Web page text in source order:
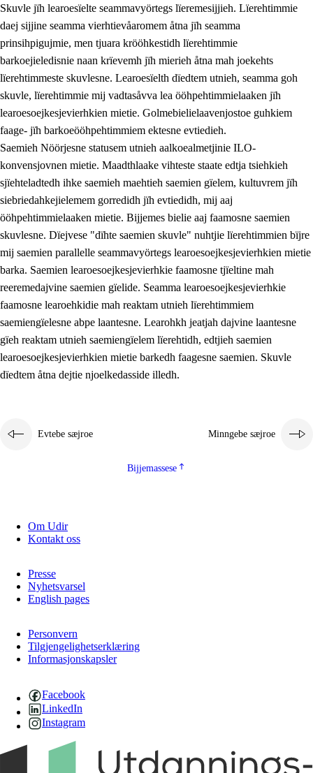
Skuvle jïh learoesïelte seammavyörtegs lïeremesijjieh. Lïerehtimmie
daej sijjine seamma vierhtievåaromem åtna jïh seamma
prinsihpigujmie, men tjuara krööhkestidh lïerehtimmie
barkoejieledisnie naan krïevemh jïh mierieh åtna mah joekehts
lïerehtimmeste skuvlesne. Learoesïelth dïedtem utnieh, seamma goh
skuvle, lïerehtimmie mij vadtasåvva lea ööhpehtimmielaaken jïh
learoesoejkesjevierhkien mietie. Golmebielielaavenjostoe guhkiem
faage- jïh barkoeööhpehtimmiem ektesne evtiedieh.
Saemieh Nöörjesne statusem utnieh aalkoealmetjinie ILO-
konvensjovnen mietie. Maadthlaake vihteste staate edtja tsiehkieh
sjïehteladtedh ihke saemieh maehtieh saemien gïelem, kultuvrem jïh
siebriedahkejielemem gorredidh jïh evtiedidh, mij aaj
ööhpehtimmielaaken mietie. Bijjemes bielie aaj faamosne saemien
skuvlesne. Dïejvese "dïhte saemien skuvle" nuhtjie lïerehtimmien bïjre
mij saemien parallelle seammavyörtegs learoesoejkesjevierhkien mietie
barka. Saemien learoesoejkesjevierhkie faamosne tjïeltine mah
reeremedajvine saemien gïelide. Seamma learoesoejkesjevierhkie
faamosne learoehkidie mah reaktam utnieh lïerehtimmiem
saemiengïelesne abpe laantesne. Learohkh jeatjah dajvine laantesne
gïeh reaktam utnieh saemiengïelem lïerehtidh, edtjieh saemien
learoesoejkesjevierhkien mietie barkedh faagesne saemien. Skuvle
dïedtem åtna dejtie njoelkedasside illedh.
Evtebe sæjroe Minngebe sæjroe
Bijjemassese
Om Udir
Kontakt oss
Presse
Nyhetsvarsel
English pages
Personvern
Tilgjengelighetserklæring
Informasjonskapsler
Facebook
LinkedIn
Instagram